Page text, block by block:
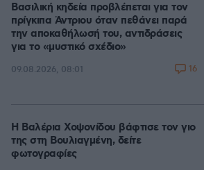
Βασιλική κηδεία προβλέπεται για τον
πρίγκιπα Άντριου όταν πεθάνει παρά
την αποκαθήλωσή του, αντιδράσεις
για το «μυστικό σχέδιο»
09.08.2026, 08:01 16
Η Βαλέρια Χοψονίδου βάφτισε τον γιο
της στη Βουλιαγμένη, δείτε
φωτογραφίες